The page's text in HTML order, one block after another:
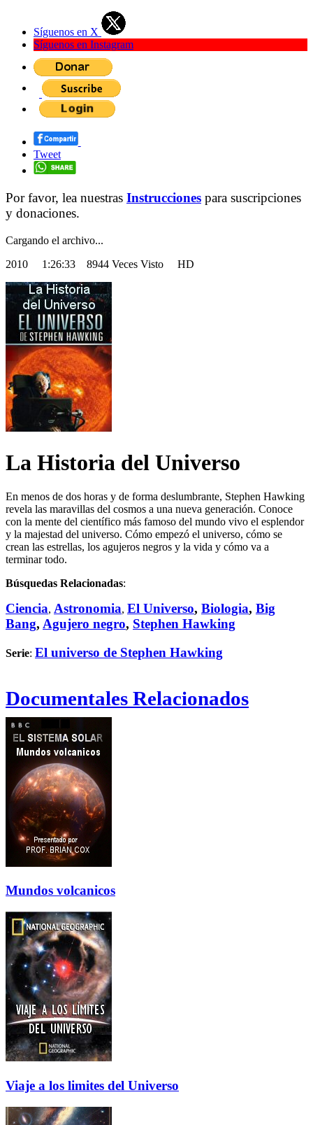
Síguenos en X
Síguenos en Instagram
Tweet
Por favor, lea nuestras Instrucciones para suscripciones
y donaciones.
Cargando el archivo...
2010 1:26:33 8944 Veces Visto HD
La Historia del Universo
En menos de dos horas y de forma deslumbrante, Stephen Hawking
revela las maravillas del cosmos a una nueva generación. Conoce
con la mente del científico más famoso del mundo vivo el esplendor
y la majestad del universo. Cómo empezó el universo, cómo se
crean las estrellas, los agujeros negros y la vida y cómo va a
terminar todo.
Búsquedas Relacionadas:
Ciencia, Astronomia, El Universo, Biologia, Big
Bang, Agujero negro, Stephen Hawking
Serie: El universo de Stephen Hawking
Documentales Relacionados
Mundos volcanicos
Viaje a los limites del Universo